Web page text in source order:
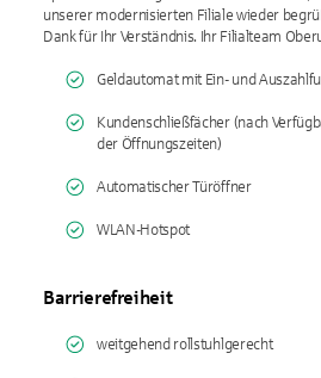
unserer modernisierten Filiale wieder
Dank für Ihr Verständnis. Ihr Filialteam
Geldautomat mit Ein- und
Kundenschließfächer (nach
der Öffnungszeiten)
Automatischer Türöffner
WLAN-Hotspot
Barrierefreiheit
weitgehend rollstuhlgerecht